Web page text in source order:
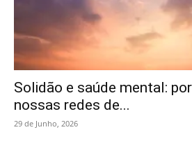
Solidão e saúde mental:
nossas redes de...
29 de Junho, 2026